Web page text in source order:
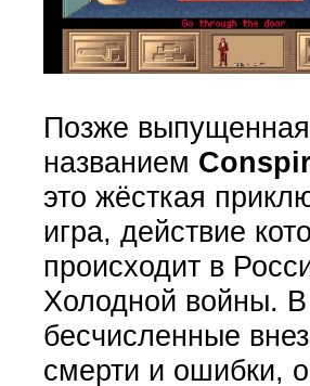
Позже
названием
это жёсткая
игра, действие
происходит в
Холодной войны. В
бесчисленные
смерти и ошибки,